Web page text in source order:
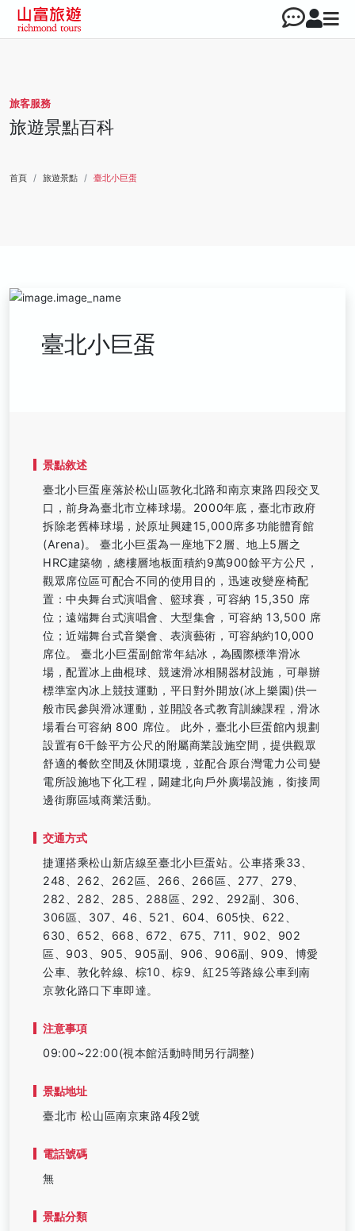
旅客服務
旅遊景點百科
首頁 旅遊景點 臺北小巨蛋
臺北小巨蛋
景點敘述
臺北小巨蛋座落於松山區敦化北路和南京東路四段交叉
口，前身為臺北市立棒球場。2000年底，臺北市政府
拆除老舊棒球場，於原址興建15,000席多功能體育館
(Arena)。 臺北小巨蛋為一座地下2層、地上5層之
HRC建築物，總樓層地板面積約9萬900餘平方公尺，
觀眾席位區可配合不同的使用目的，迅速改變座椅配
置：中央舞台式演唱會、籃球賽，可容納 15,350 席
位；遠端舞台式演唱會、大型集會，可容納 13,500 席
位；近端舞台式音樂會、表演藝術，可容納約10,000
席位。 臺北小巨蛋副館常年結冰，為國際標準滑冰
場，配置冰上曲棍球、競速滑冰相關器材設施，可舉辦
標準室內冰上競技運動，平日對外開放(冰上樂園)供一
般市民參與滑冰運動，並開設各式教育訓練課程，滑冰
場看台可容納 800 席位。 此外，臺北小巨蛋館內規劃
設置有6千餘平方公尺的附屬商業設施空間，提供觀眾
舒適的餐飲空間及休閒環境，並配合原台灣電力公司變
電所設施地下化工程，闢建北向戶外廣場設施，銜接周
邊街廓區域商業活動。
交通方式
捷運搭乘松山新店線至臺北小巨蛋站。公車搭乘33、
248、262、262區、266、266區、277、279、
282、282、285、288區、292、292副、306、
306區、307、46、521、604、605快、622、
630、652、668、672、675、711、902、902
區、903、905、905副、906、906副、909、博愛
公車、敦化幹線、棕10、棕9、紅25等路線公車到南
京敦化路口下車即達。
注意事項
09:00~22:00(視本館活動時間另行調整)
景點地址
臺北市 松山區南京東路4段2號
電話號碼
無
景點分類